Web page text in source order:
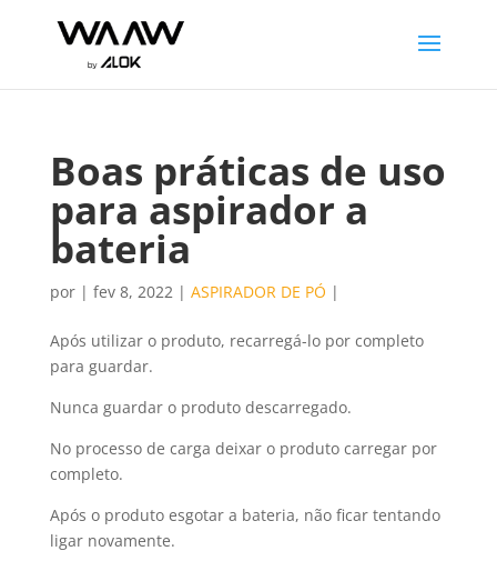
Boas práticas de uso
para aspirador a
bateria
por | fev 8, 2022| ASPIRADOR DE PÓ |
Após utilizar o produto, recarregá-lo por completo
para guardar.
Nunca guardar o produto descarregado.
No processo de carga deixar o produto carregar por
completo.
Após o produto esgotar a bateria, não ficar tentando
ligar novamente.